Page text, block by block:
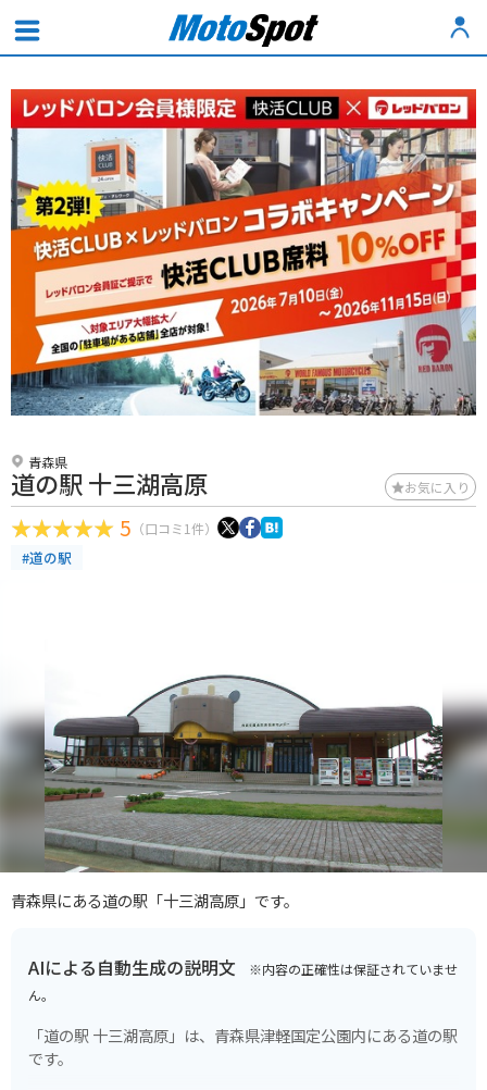
青森県
道の駅 十三湖高原 お気に入り
5 （口コミ1件）
#道の駅
青森県にある道の駅「十三湖高原」です。
AIによる自動生成の説明文 ※内容の正確性は保証されていませ
ん。
「道の駅 十三湖高原」は、青森県津軽国定公園内にある道の駅
です。